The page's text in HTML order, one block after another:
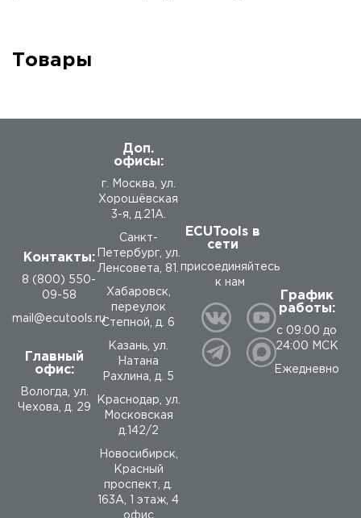
Товары
Контакты:
8 (800) 550-
09-58
mail@ecutools.ru
Главный
офис:
Вологда, ул.
Чехова, д. 29
Доп.
офисы:
г. Москва, ул.
Хорошёвская
3-я, д.21А.
Санкт-
Петербург, ул.
Ленсовета, 81.
Хабаровск,
переулок
Степной, д. 6
Казань, ул.
Натана
Рахлина, д. 5
Краснодар, ул.
Московская
д.142/2
Новосибирск,
Красный
проспект, д.
163А, 1 этаж, 4
офис
ECUTools в
сети
присоединяйтесь
к нам
График
работы:
с 09:00 до
24:00 МСК
Ежедневно